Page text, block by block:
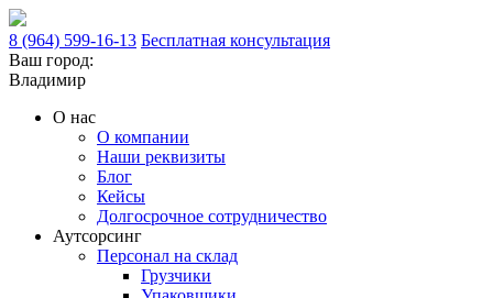
8 (964) 599-16-13 Бесплатная консультация
Ваш город:
Владимир
О нас
О компании
Наши реквизиты
Блог
Кейсы
Долгосрочное сотрудничество
Аутсорсинг
Персонал на склад
Грузчики